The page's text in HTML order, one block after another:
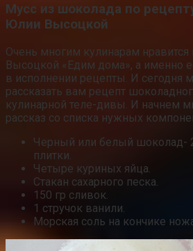
Мусс из шоколада по
Юлии Высоцкой
Очень многим кулинарам
Высоцкой «Едим дома», а именно
в исполнении рецепты. И сегодня
рассказать вам рецепт
кулинарной теле-дивы. И начнем
рассказ со списка нужных
Черный или белый шоколад-
плитки.
Четыре куриных яйца.
Стакан сахарного песка.
150 гр сливок.
1 стручок ванили.
Морская соль на кончике